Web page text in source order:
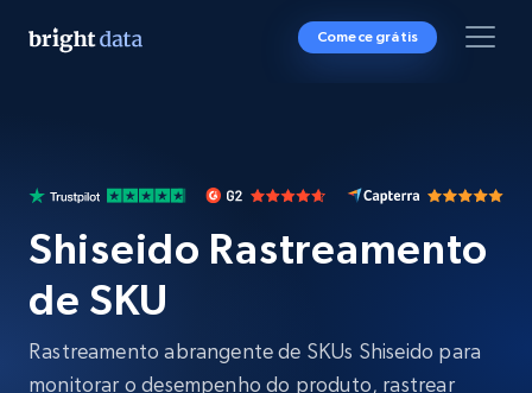
Comece grátis
Shiseido Rastreamento
de SKU
Rastreamento abrangente de SKUs Shiseido para
monitorar o desempenho do produto, rastrear